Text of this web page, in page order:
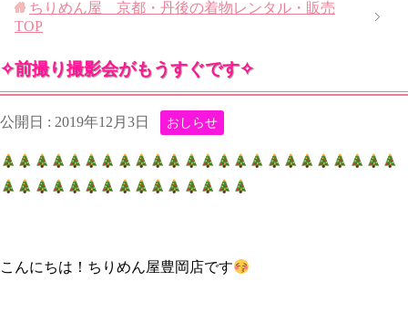
ちりめん屋 京都・丹後の着物レンタル・販売
TOP
✧前撮り撮影会がもうすぐです✧
公開日 : 2019年12月3日 おしらせ
こんにちは！ちりめん屋豊岡店です